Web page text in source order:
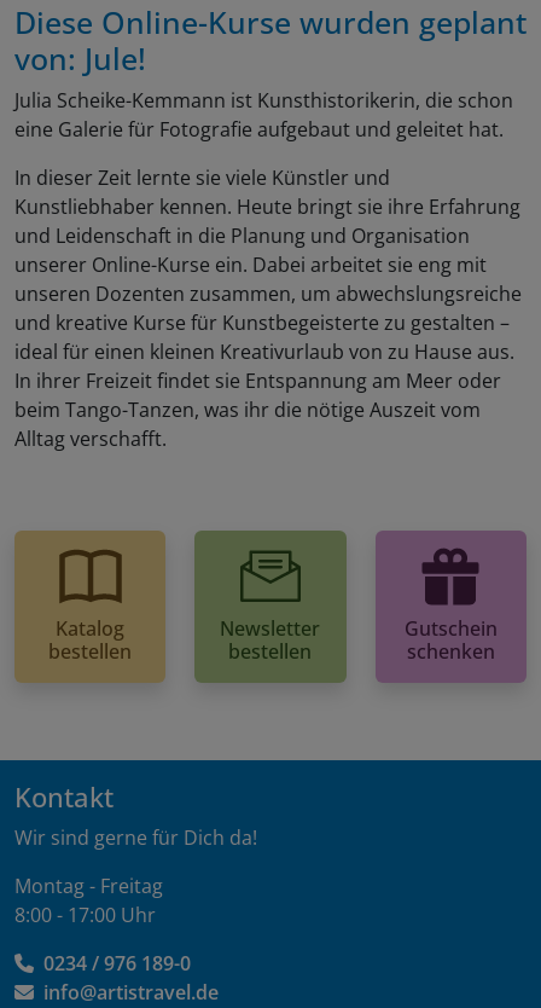
Diese Online-Kurse wurden geplant
von: Jule!
Julia Scheike-Kemmann ist Kunsthistorikerin, die schon
eine Galerie für Fotografie aufgebaut und geleitet hat.
In dieser Zeit lernte sie viele Künstler und
Kunstliebhaber kennen. Heute bringt sie ihre Erfahrung
und Leidenschaft in die Planung und Organisation
unserer Online-Kurse ein. Dabei arbeitet sie eng mit
unseren Dozenten zusammen, um abwechslungsreiche
und kreative Kurse für Kunstbegeisterte zu gestalten –
ideal für einen kleinen Kreativurlaub von zu Hause aus.
In ihrer Freizeit findet sie Entspannung am Meer oder
beim Tango-Tanzen, was ihr die nötige Auszeit vom
Alltag verschafft.
Katalog
bestellen
Newsletter
bestellen
Gutschein
schenken
Kontakt
Wir sind gerne für Dich da!
Montag - Freitag
8:00 - 17:00 Uhr
0234 / 976 189-0
info@artistravel.de